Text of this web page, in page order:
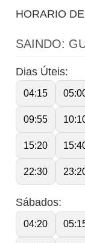
HORARIO
SAINDO:
Dias Úteis:
04:15
09:55
15:20
22:30
Sábados:
04:20